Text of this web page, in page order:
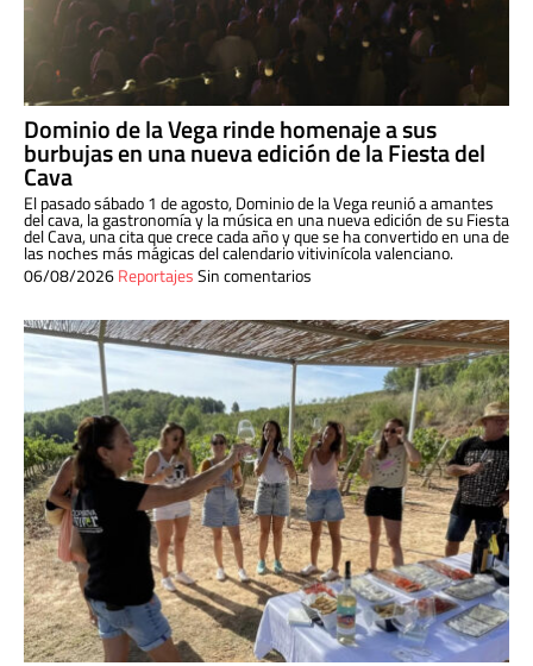
Dominio de la Vega rinde homenaje a sus
burbujas en una nueva edición de la Fiesta del
Cava
El pasado sábado 1 de agosto, Dominio de la Vega reunió a amantes
del cava, la gastronomía y la música en una nueva edición de su Fiesta
del Cava, una cita que crece cada año y que se ha convertido en una de
las noches más mágicas del calendario vitivinícola valenciano.
06/08/2026ReportajesSin comentarios